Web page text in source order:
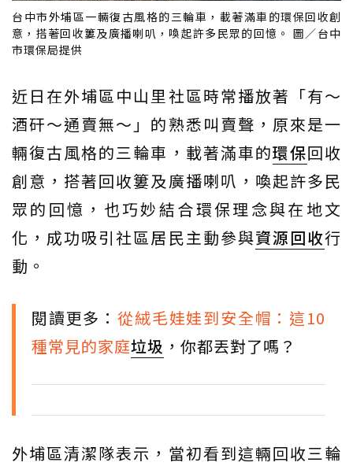
台中市外埔區一輛復古風格的三輪車，載著滿車的環保回收創
意，搭著回收簍及廣播喇叭，喚起許多民眾的回憶。 圖／台中
市環保局提供
近日在外埔區中山里社區時常播放著「有～
酒矸～通賣無～」的熟悉叫賣聲，原來是一
輛復古風格的三輪車，載著滿車的環保回收
創意，搭著回收簍及廣播喇叭，喚起許多民
眾的回憶，也巧妙結合環保理念與在地文
化，成功吸引社區居民主動參與資源回收行
動。
閱讀更多：從絨毛娃娃到安全帽：這10
種常見的家庭垃圾 ，你都丟對了嗎？
外埔區清潔隊表示，當初看到這輛回收三輪